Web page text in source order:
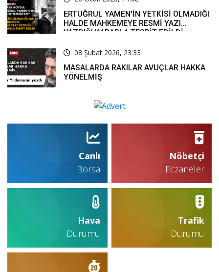
ERTUĞRUL YAMEN'İN YETKİSİ OLMADIĞI
HALDE MAHKEMEYE RESMİ YAZI
YAZDIĞI KARARLA TESPİT EDİLDİ
08 Şubat 2026, 23:33
MASALARDA RAKILAR AVUÇLAR HAKKA
YÖNELMİŞ
Canlı
Borsa
Nöbetçi
Eczaneler
Hava
Durumu
Trafik
Durumu